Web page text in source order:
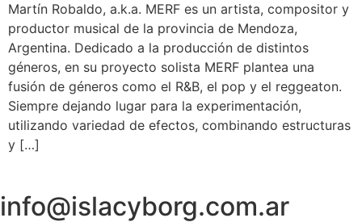
Martín Robaldo, a.k.a. MERF es un artista, compositor y
productor musical de la provincia de Mendoza,
Argentina. Dedicado a la producción de distintos
géneros, en su proyecto solista MERF plantea una
fusión de géneros como el R&B, el pop y el reggeaton.
Siempre dejando lugar para la experimentación,
utilizando variedad de efectos, combinando estructuras
y […]
info@islacyborg.com.ar